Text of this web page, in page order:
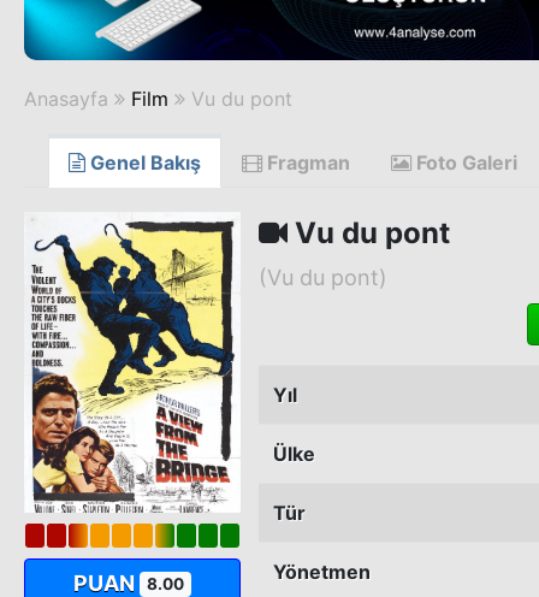
Anasayfa Film Vu du pont
Genel Bakış Fragman Foto Galeri
PUAN 8.00
Vu du pont
(Vu du pont)
Yıl
Ülke
Tür
Yönetmen